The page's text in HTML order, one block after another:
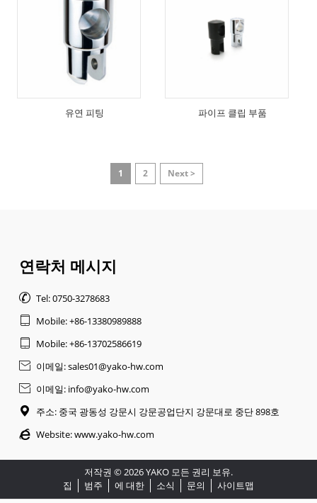
유연 피팅 파이프 클립 부품
1 2 Next >
연락처 메시지
 Tel: 0750-3278683
 Mobile: +86-13380989888
 Mobile: +86-13702586619
 이메일: sales01@yako-hw.com
 이메일: info@yako-hw.com
 주소: 중국 광동성 강문시 강문공업단지 강문대로 중단 898호
 Website:www.yako-hw.com
저작권 © 2026 YAKO 모든 권리 보유.
집
범주 에 대한 소식 문의 사이트맵